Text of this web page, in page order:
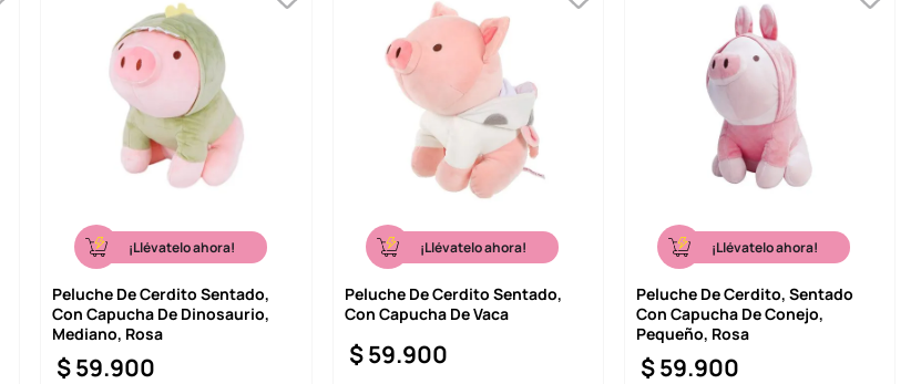
¡Llévatelo ahora!
Peluche De Cerdito Sentado,
Con Capucha De Dinosaurio,
Mediano, Rosa
$59.900
¡Llévatelo ahora!
Peluche De Cerdito Sentado,
Con Capucha De Vaca
$59.900
¡Llévatelo ahora!
Peluche De Cerdito, Sentado
Con Capucha De Conejo,
Pequeño, Rosa
$59.900